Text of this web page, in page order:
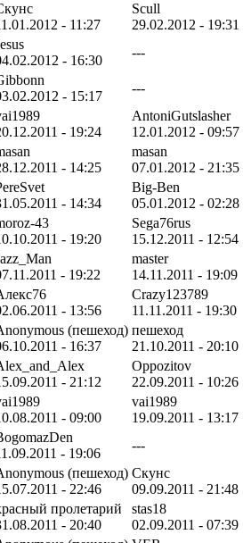
- 11:27
Scull
29.02.2012 - 19:31
- 16:30
---
- 15:17
---
- 19:24
AntoniGutslasher
12.01.2012 - 09:57
- 14:25
masan
07.01.2012 - 21:35
- 14:34
Big-Ben
05.01.2012 - 02:28
43
- 19:20
Sega76rus
15.12.2011 - 12:54
- 19:22
master
14.11.2011 - 19:09
- 13:56
Crazy123789
11.11.2011 - 19:30
(пешеход)
- 16:37
пешеход
21.10.2011 - 20:10
- 21:12
Oppozitov
22.09.2011 - 10:26
- 09:00
vai1989
19.09.2011 - 13:17
- 19:06
---
(пешеход)
- 22:46
Скунс
09.09.2011 - 21:48
пролетарий
- 20:40
stas18
02.09.2011 - 07:39